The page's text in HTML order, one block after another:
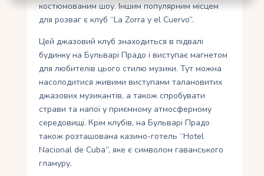
костюмованим шоу. Іншим популярним місцем
для розваг є клуб “La Zorra y el Cuervo”.
Цей джазовий клуб знаходиться в підвалі
будинку на Бульварі Прадо і виступає магнетом
для любителів цього стилю музики. Тут можна
насолодитися живими виступами талановитих
джазових музикантів, а також спробувати
страви та напої у приємному атмосферному
середовищі. Крім клубів, на Бульварі Прадо
також розташована казино-готель “Hotel
Nacional de Cuba”, яке є символом гаванського
гламуру.